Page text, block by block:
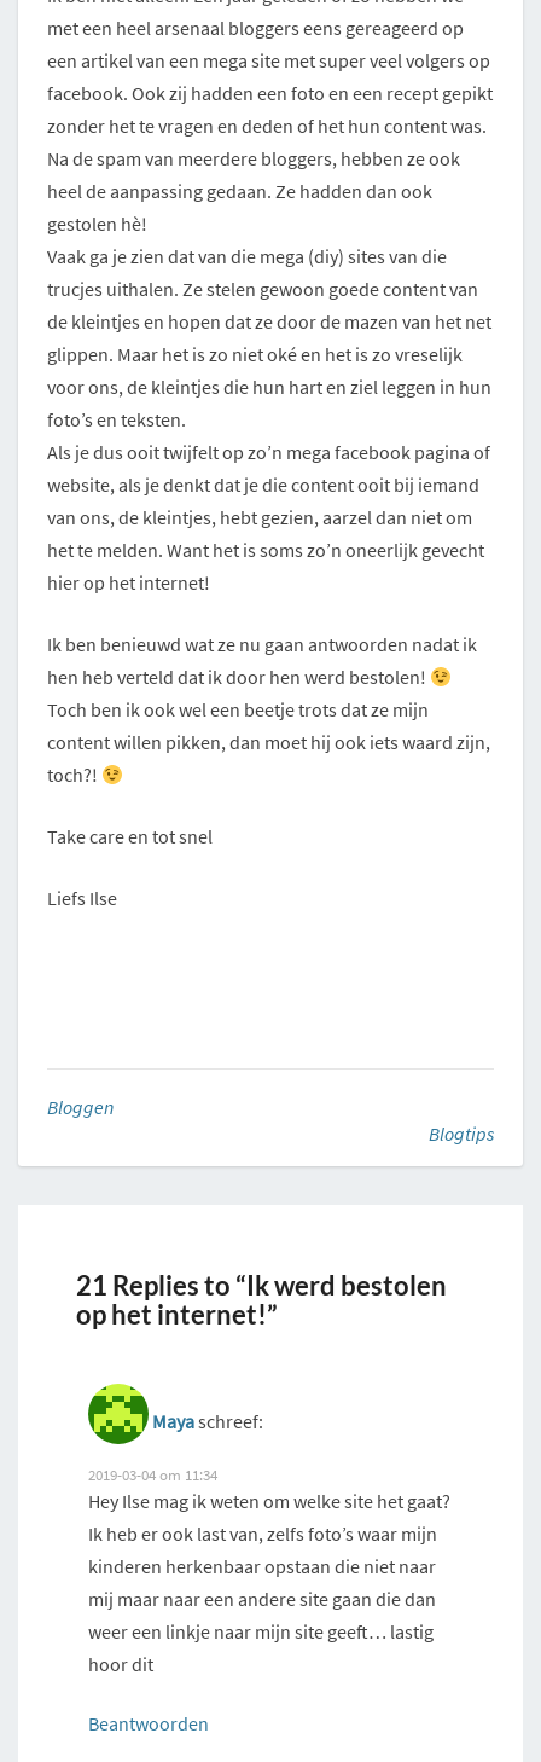
met een heel arsenaal bloggers eens gereageerd op
een artikel van een mega site met super veel volgers op
facebook. Ook zij hadden een foto en een recept gepikt
zonder het te vragen en deden of het hun content was.
Na de spam van meerdere bloggers, hebben ze ook
heel de aanpassing gedaan. Ze hadden dan ook
gestolen hè!
Vaak ga je zien dat van die mega (diy) sites van die
trucjes uithalen. Ze stelen gewoon goede content van
de kleintjes en hopen dat ze door de mazen van het net
glippen. Maar het is zo niet oké en het is zo vreselijk
voor ons, de kleintjes die hun hart en ziel leggen in hun
foto’s en teksten.
Als je dus ooit twijfelt op zo’n mega facebook pagina of
website, als je denkt dat je die content ooit bij iemand
van ons, de kleintjes, hebt gezien, aarzel dan niet om
het te melden. Want het is soms zo’n oneerlijk gevecht
hier op het internet!
Ik ben benieuwd wat ze nu gaan antwoorden nadat ik
hen heb verteld dat ik door hen werd bestolen!
Toch ben ik ook wel een beetje trots dat ze mijn
content willen pikken, dan moet hij ook iets waard zijn,
toch?!
Take care en tot snel
Liefs Ilse
Bloggen
Blogtips
21 Replies to “Ik werd bestolen
op het internet!”
Mayaschreef:
2019-03-04 om 11:34
Hey Ilse mag ik weten om welke site het gaat?
Ik heb er ook last van, zelfs foto’s waar mijn
kinderen herkenbaar opstaan die niet naar
mij maar naar een andere site gaan die dan
weer een linkje naar mijn site geeft… lastig
hoor dit
Beantwoorden